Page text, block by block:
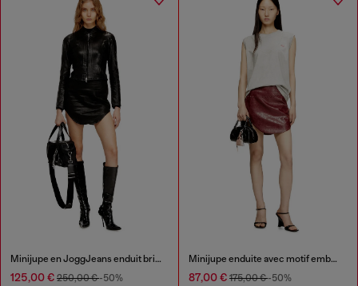
Minijupe en JoggJeans enduit brillant
125,00 € 250,00 €-50%
Minijupe enduite avec motif embossé
87,00 € 175,00 €-50%